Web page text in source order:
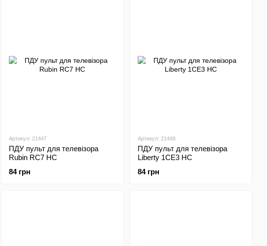
Артикул: 21447
ПДУ пульт для телевізора
Rubin RC7 HC
84 грн
Артикул: 21448
ПДУ пульт для телевізора
Liberty 1CE3 HC
84 грн